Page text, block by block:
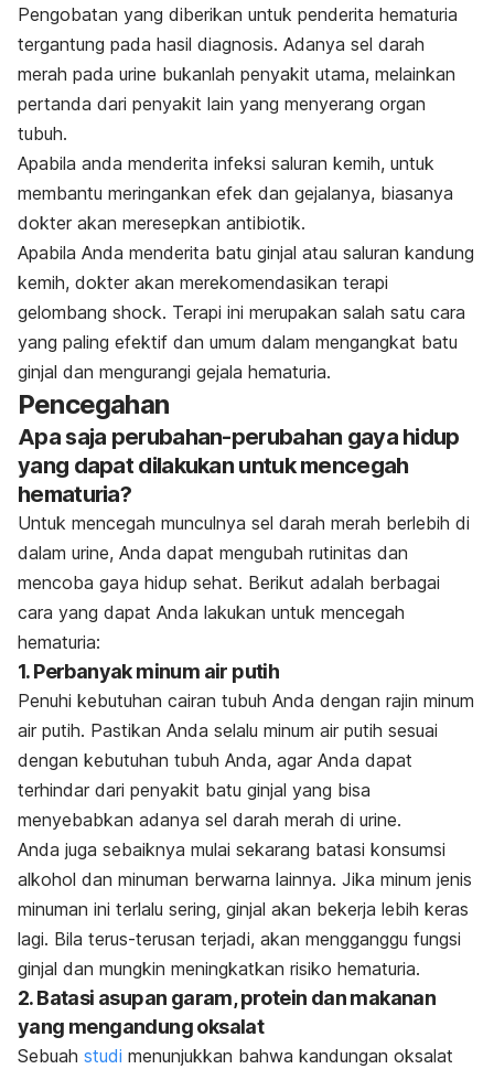
Pengobatan yang diberikan untuk penderita hematuria
tergantung pada hasil diagnosis. Adanya sel darah
merah pada urine bukanlah penyakit utama, melainkan
pertanda dari penyakit lain yang menyerang organ
tubuh.
Apabila anda menderita infeksi saluran kemih, untuk
membantu meringankan efek dan gejalanya, biasanya
dokter akan meresepkan antibiotik.
Apabila Anda menderita batu ginjal atau saluran kandung
kemih, dokter akan merekomendasikan terapi
gelombang shock. Terapi ini merupakan salah satu cara
yang paling efektif dan umum dalam mengangkat batu
ginjal dan mengurangi gejala hematuria.
Pencegahan
Apa saja perubahan-perubahan gaya hidup
yang dapat dilakukan untuk mencegah
hematuria?
Untuk mencegah munculnya sel darah merah berlebih di
dalam urine, Anda dapat mengubah rutinitas dan
mencoba gaya hidup sehat. Berikut adalah berbagai
cara yang dapat Anda lakukan untuk mencegah
hematuria:
1. Perbanyak minum air putih
Penuhi kebutuhan cairan tubuh Anda dengan rajin minum
air putih. Pastikan Anda selalu minum air putih sesuai
dengan kebutuhan tubuh Anda, agar Anda dapat
terhindar dari penyakit batu ginjal yang bisa
menyebabkan adanya sel darah merah di urine.
Anda juga sebaiknya mulai sekarang batasi konsumsi
alkohol dan minuman berwarna lainnya. Jika minum jenis
minuman ini terlalu sering, ginjal akan bekerja lebih keras
lagi. Bila terus-terusan terjadi, akan mengganggu fungsi
ginjal dan mungkin meningkatkan risiko hematuria.
2. Batasi asupan garam, protein dan makanan
yang mengandung oksalat
Sebuah studi menunjukkan bahwa kandungan oksalat